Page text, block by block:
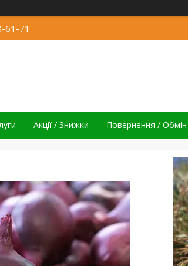
61-71
Акції / Знижки Повернення / Обмін